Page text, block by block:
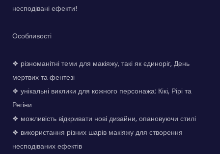
несподівані ефекти!
Особливості
❖ різноманітні теми для макіяжу, такі як єдиноріг, День
мертвих та фентезі
❖ унікальні виклики для кожного персонажа: Кікі, Рірі та
Регіни
❖ можливість відкривати нові дизайни, опановуючи стилі
❖ використання різних шарів макіяжу для створення
несподіваних ефектів